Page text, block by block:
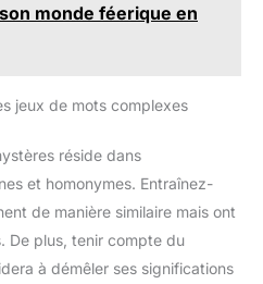
monde féerique en
jeux de mots complexes
réside dans
et homonymes. Entraînez-
de manière similaire mais ont
De plus, tenir compte du
à démêler ses significations